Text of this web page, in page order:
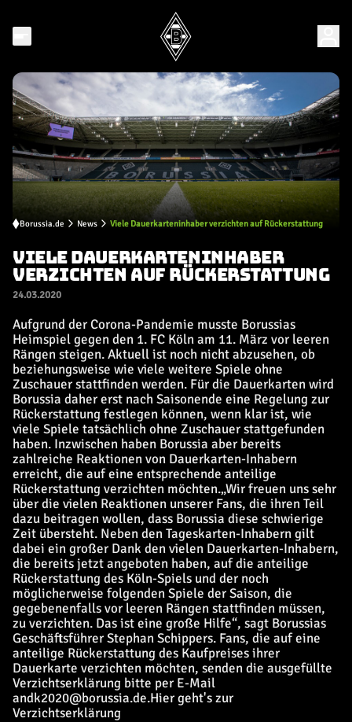
Borussia.de News Viele Dauerkarteninhaber verzichten auf Rückerstattung
VIELE DAUERKARTENINHABER
VERZICHTEN AUF RÜCKERSTATTUNG
24.03.2020
Aufgrund der Corona-Pandemie musste Borussias
Heimspiel gegen den 1. FC Köln am 11. März vor leeren
Rängen steigen. Aktuell ist noch nicht abzusehen, ob
beziehungsweise wie viele weitere Spiele ohne
Zuschauer stattfinden werden. Für die Dauerkarten wird
Borussia daher erst nach Saisonende eine Regelung zur
Rückerstattung festlegen können, wenn klar ist, wie
viele Spiele tatsächlich ohne Zuschauer stattgefunden
haben. Inzwischen haben Borussia aber bereits
zahlreiche Reaktionen von Dauerkarten-Inhabern
erreicht, die auf eine entsprechende anteilige
Rückerstattung verzichten möchten.„Wir freuen uns sehr
über die vielen Reaktionen unserer Fans, die ihren Teil
dazu beitragen wollen, dass Borussia diese schwierige
Zeit übersteht. Neben den Tageskarten-Inhabern gilt
dabei ein großer Dank den vielen Dauerkarten-Inhabern,
die bereits jetzt angeboten haben, auf die anteilige
Rückerstattung des Köln-Spiels und der noch
möglicherweise folgenden Spiele der Saison, die
gegebenenfalls vor leeren Rängen stattfinden müssen,
zu verzichten. Das ist eine große Hilfe“, sagt Borussias
Geschäftsführer Stephan Schippers. Fans, die auf eine
anteilige Rückerstattung des Kaufpreises ihrer
Dauerkarte verzichten möchten, senden die ausgefüllte
Verzichtserklärung bitte per E-Mail
andk2020@borussia.de.Hier geht's zur
Verzichtserklärung